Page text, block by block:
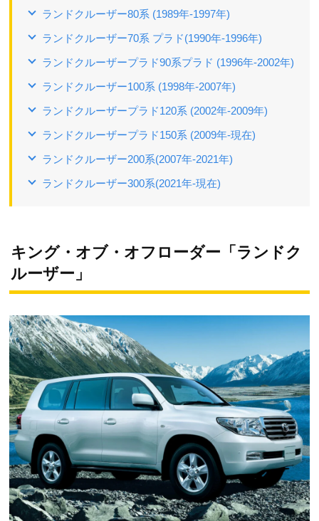
ランドクルーザー80系 (1989年-1997年)
ランドクルーザー70系 プラド(1990年-1996年)
ランドクルーザープラド90系プラド (1996年-2002年)
ランドクルーザー100系 (1998年-2007年)
ランドクルーザープラド120系 (2002年-2009年)
ランドクルーザープラド150系 (2009年-現在)
ランドクルーザー200系(2007年-2021年)
ランドクルーザー300系(2021年-現在)
キング・オブ・オフローダー「ランドク
ルーザー」